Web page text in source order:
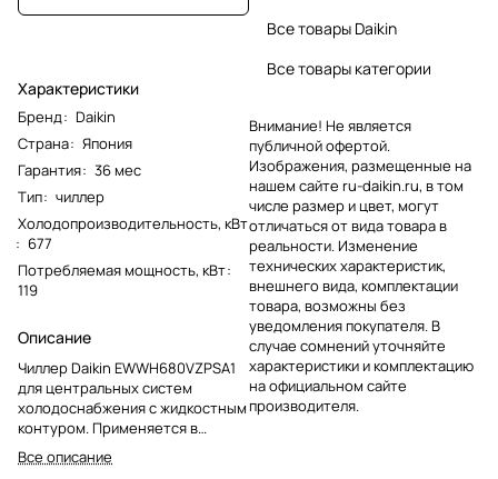
Характеристики
Бренд: Daikin
Страна: Япония
Гарантия: 36 мес
Тип: чиллер
Холодопроизводительность, кВт
: 677
Потребляемая мощность, кВт:
119
Описание
Чиллер Daikin EWWH680VZPSA1
для центральных систем
холодоснабжения с жидкостным
контуром. Применяется в
инженерных системах зданий и
технологических установках.
Все описание
Все товары Daikin
Все товары категории
Внимание! Не является
публичной офертой.
Изображения, размещенные на
нашем сайте ru-daikin.ru, в том
числе размер и цвет, могут
отличаться от вида товара в
реальности. Изменение
технических характеристик,
внешнего вида, комплектации
товара, возможны без
уведомления покупателя. В
случае сомнений уточняйте
характеристики и комплектацию
на официальном сайте
производителя.